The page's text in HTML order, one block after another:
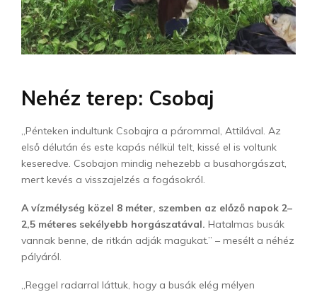
Nehéz terep: Csobaj
„Pénteken indultunk Csobajra a párommal, Attilával. Az
első délután és este kapás nélkül telt, kissé el is voltunk
keseredve. Csobajon mindig nehezebb a busahorgászat,
mert kevés a visszajelzés a fogásokról.
A vízmélység közel 8 méter, szemben az előző napok 2–
2,5 méteres sekélyebb horgászatával. Hatalmas busák
vannak benne, de ritkán adják magukat.” – mesélt a néhéz
pályáról.
„Reggel radarral láttuk, hogy a busák elég mélyen